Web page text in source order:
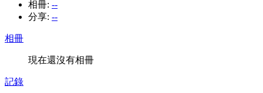
相冊: --
分享: --
相冊
現在還沒有相冊
記錄